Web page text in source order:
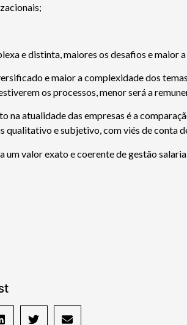
e distinta, maiores os desafios e maior a
e maior a complexidade dos
os processos, menor será a
na atualidade das empresas é a
qualitativo e subjetivo, com viés de conta
um valor exato e coerente de gestão